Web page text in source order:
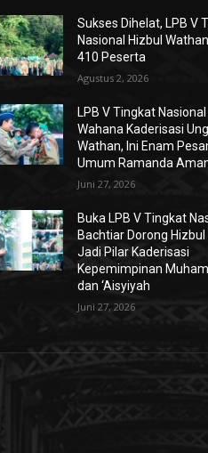
Sukses Dihelat, LPB V
Nasional Hizbul
410 Peserta
Agustus 2, 2026
LPB V Tingkat
Wahana Kaderisasi
Wathan, Ini Enam
Umum Ramanda
Juni 27, 2026
Buka LPB V Tingkat
Bachtiar Dorong
Jadi Pilar Kaderisasi
Kepemimpinan
dan ‘Aisyiyah
Juni 27, 2026